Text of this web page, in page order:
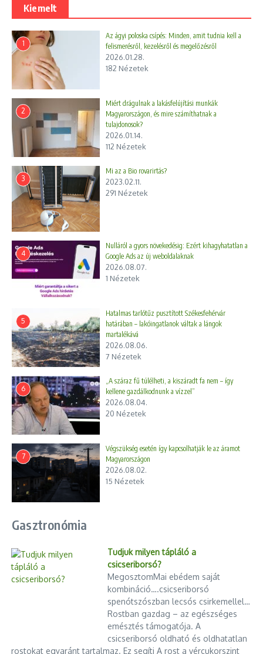
Kiemelt
1
Az ágyi poloska csípés: Minden, amit tudnia kell a
felismerésről, kezelésről és megelőzésről
2026.01.28.
182 Nézetek
2
Miért drágulnak a lakásfelújítási munkák
Magyarországon, és mire számíthatnak a
tulajdonosok?
2026.01.14.
112 Nézetek
3
Mi az a Bio rovarirtás?
2023.02.11.
291 Nézetek
4
Nulláról a gyors növekedésig: Ezért kihagyhatatlan a
Google Ads az új weboldalaknak
2026.08.07.
1 Nézetek
5
Hatalmas tarlótűz pusztított Székesfehérvár
határában – lakóingatlanok váltak a lángok
martalékává
2026.08.06.
7 Nézetek
6
„A száraz fű túlélheti, a kiszáradt fa nem – így
kellene gazdálkodnunk a vízzel”
2026.08.04.
20 Nézetek
7
Végszükség esetén így kapcsolhatják le az áramot
Magyarországon
2026.08.02.
15 Nézetek
Gasztronómia
Tudjuk milyen tápláló a
csicseriborsó?
MegosztomMai ebédem saját
kombináció….csicseriborsó
spenótszószban lecsós csirkemellel…
Rostban gazdag – az egészséges
emésztés támogatója. A
csicseriborsó oldható és oldhatatlan
rostokat egyaránt tartalmaz. Ez segíti A rost a vércukorszint